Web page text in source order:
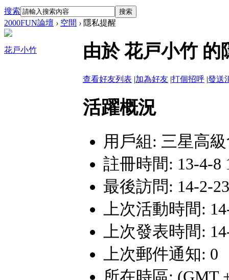
搜索 搜索
2000FUN論壇 › 空間 › 隱私提醒
花戸小竹 由於 花戸小竹
查看好友列表 |加為好友 |打個招呼 |發送
活躍概況
用戶組: 三星高
註冊時間: 13-4-8
最後訪問: 14-2-
上次活動時間:
上次發表時間:
上次郵件通知: 0